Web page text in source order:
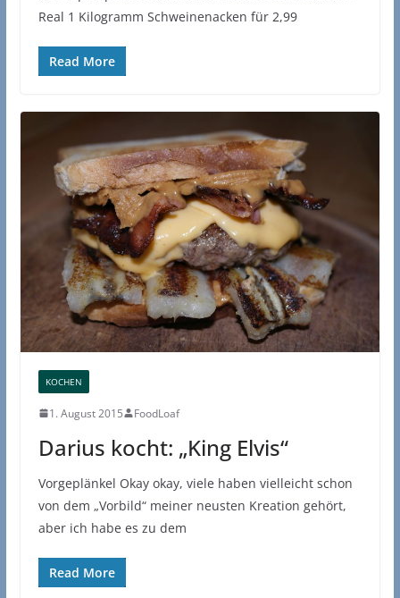
Real 1 Kilogramm Schweinenacken für 2,99
Read More
KOCHEN
1. August 2015 FoodLoaf
Darius kocht: „King Elvis“
Vorgeplänkel Okay okay, viele haben vielleicht schon
von dem „Vorbild“ meiner neusten Kreation gehört,
aber ich habe es zu dem
Read More